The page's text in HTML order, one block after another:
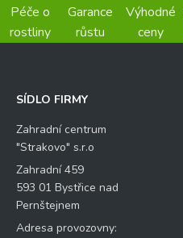
Péče o
rostliny
Garance
růstu
Výhodné
ceny
SÍDLO FIRMY
Zahradní centrum
"Strakovo" s.r.o
Zahradní 459
593 01 Bystřice nad
Pernštejnem
Adresa provozovny: